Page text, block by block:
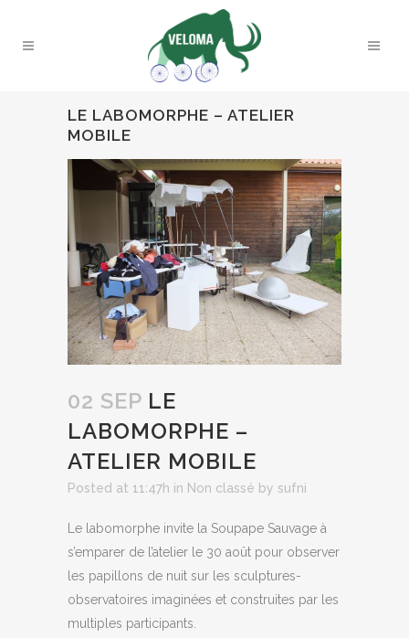
LE LABOMORPHE – ATELIER
MOBILE
02 SEP LE
LABOMORPHE –
ATELIER MOBILE
Posted at 11:47h in Non classé by sufni
Le labomorphe invite la Soupape Sauvage à
s’emparer de l’atelier le 30 août pour observer
les papillons de nuit sur les sculptures-
observatoires imaginées et construites par les
multiples participants.